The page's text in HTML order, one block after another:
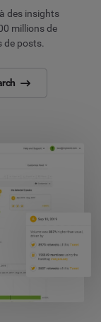
des insights
millions de
de posts.